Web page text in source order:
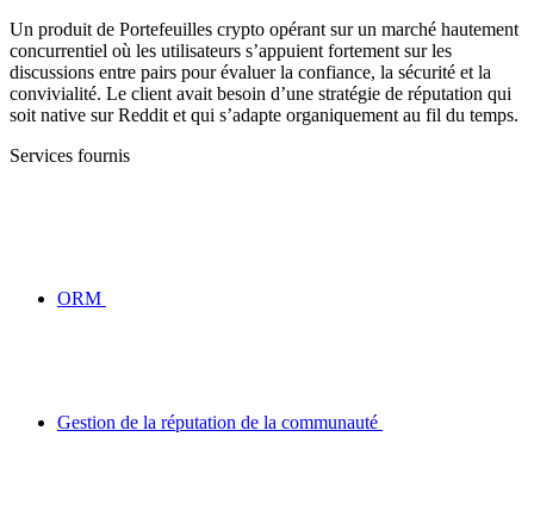
Un produit de Portefeuilles crypto opérant sur un marché hautement
concurrentiel où les utilisateurs s’appuient fortement sur les
discussions entre pairs pour évaluer la confiance, la sécurité et la
convivialité. Le client avait besoin d’une stratégie de réputation qui
soit native sur Reddit et qui s’adapte organiquement au fil du temps.
Services fournis
ORM
Gestion de la réputation de la communauté